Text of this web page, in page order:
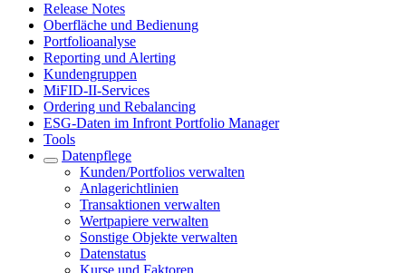
Release Notes
Oberfläche und Bedienung
Portfolioanalyse
Reporting und Alerting
Kundengruppen
MiFID-II-Services
Ordering und Rebalancing
ESG-Daten im Infront Portfolio Manager
Tools
Datenpflege
Kunden/Portfolios verwalten
Anlagerichtlinien
Transaktionen verwalten
Wertpapiere verwalten
Sonstige Objekte verwalten
Datenstatus
Kurse und Faktoren